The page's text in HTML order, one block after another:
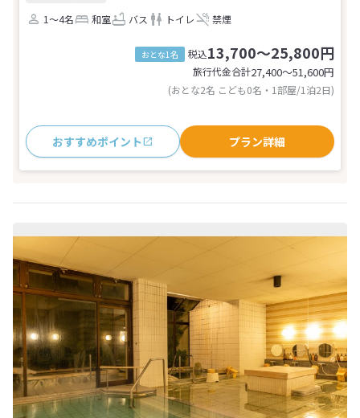
1～4名
和室 バス トイレ 禁煙
おとな1名 税込13,700～25,800円
旅行代金合計27,400〜51,600円
(おとな2名 こども0名・1部屋/1泊2日)
おすすめポイント プラン詳細